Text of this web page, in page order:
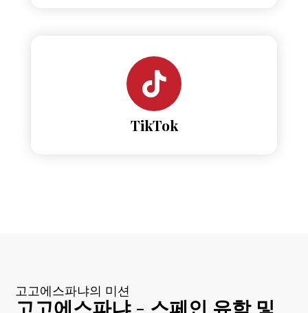
TikTok
고고에스파냐의 미션
고고에스파냐 - 스페인 유학 및